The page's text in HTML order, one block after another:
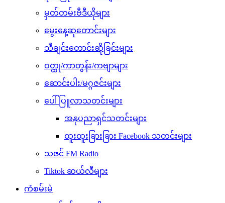
မှတ်တမ်းဗီဒီယိုများ
မွေးနေ့ဆုတောင်းများ
သီချင်းတောင်းဆိုခြင်းများ
ဝတ္ထု/ကာတွန်း/ကဗျာများ
ဆောင်းပါး/မဂ္ဂဇင်းများ
ပေါ်ပြူလာသတင်းများ
အနုပညာရှင်သတင်းများ
ထူးထူးခြားခြား Facebook သတင်းများ
သဇင် FM Radio
Tiktok ဆယ်လီများ
ကံစမ်းမဲ